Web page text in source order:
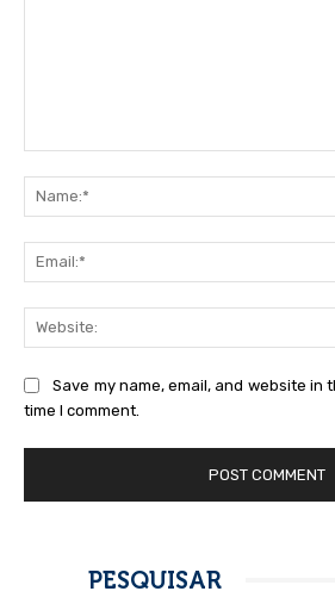
Save my name, email, and website
time I comment.
PESQUISAR